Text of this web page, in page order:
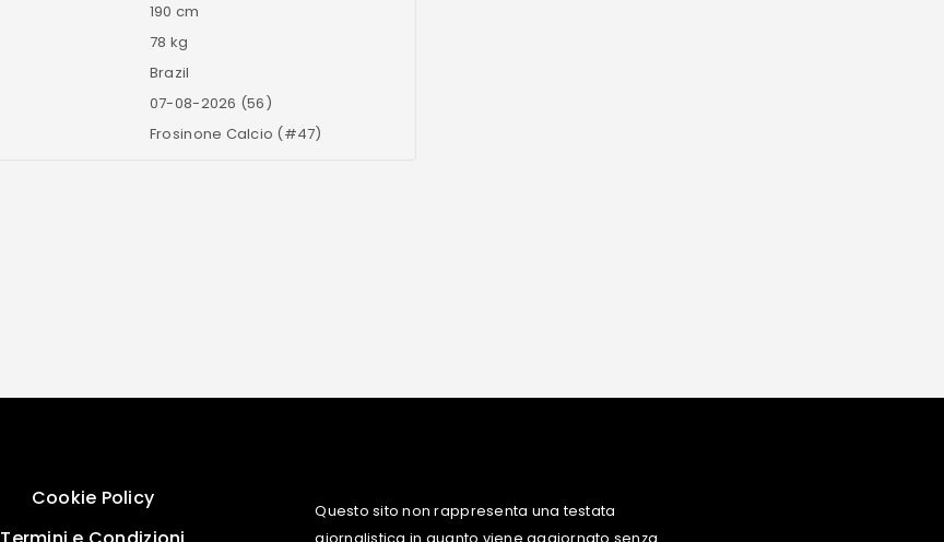
190 cm
78 kg
Brazil
07-08-2026 (56)
Frosinone Calcio (#47)
Cookie Policy
Questo sito non rappresenta una testata